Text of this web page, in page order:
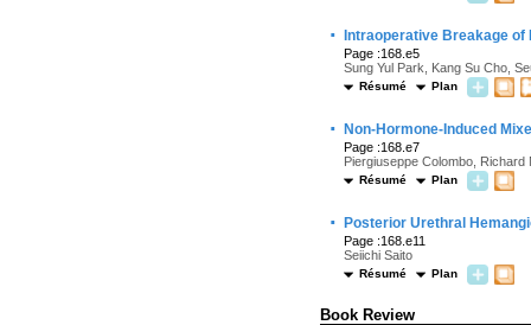
· Intraoperative Breakage
Page :168.e5
Sung Yul Park, Kang Su Cho,
Résumé Plan
· Non-Hormone-Induced
Page :168.e7
Piergiuseppe Colombo, Richard
Résumé Plan
· Posterior Urethral
Page :168.e11
Seiichi Saito
Résumé Plan
Book Review